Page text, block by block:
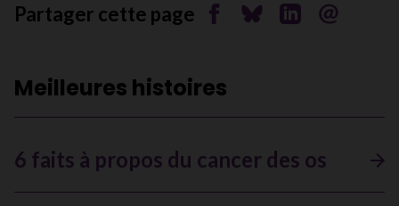
Partager cette page Partager sur Facebook
Partager sur Bluesky
Partager sur
Envoyer
Meilleures histoires
6 faits à propos du cancer des os